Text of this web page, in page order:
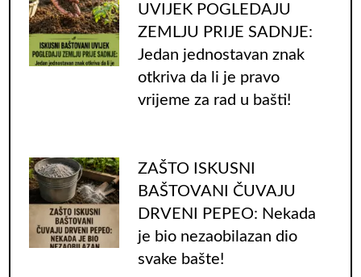
UVIJEK POGLEDAJU
ZEMLJU PRIJE SADNJE:
Jedan jednostavan znak
otkriva da li je pravo
vrijeme za rad u bašti!
ZAŠTO ISKUSNI
BAŠTOVANI ČUVAJU
DRVENI PEPEO: Nekada
je bio nezaobilazan dio
svake bašte!